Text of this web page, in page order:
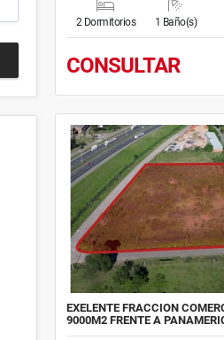
2 Dormitorios 1 Baño(s)
CONSULTAR
EXELENTE FRACCION
9000M2 FRENTE A